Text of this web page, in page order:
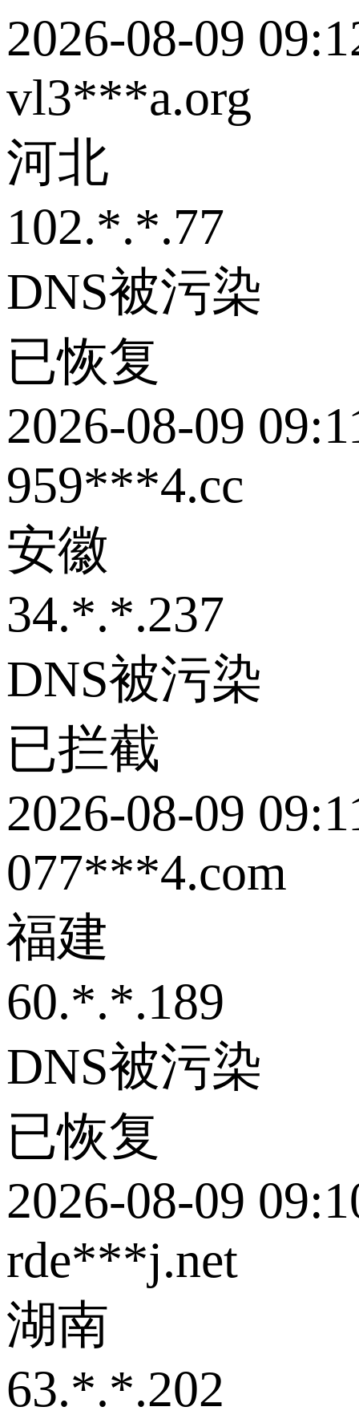
2026-08-09
vl3***a.org
河北
102.*.*.77
DNS被污染
已恢复
2026-08-09
959***4.cc
安徽
34.*.*.237
DNS被污染
已拦截
2026-08-09
077***4.com
福建
60.*.*.189
DNS被污染
已恢复
2026-08-09
rde***j.net
湖南
63.*.*.202